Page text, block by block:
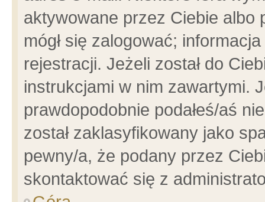
aktywowane przez Ciebie albo
mógł się zalogować;
rejestracji. Jeżeli został do
instrukcjami w nim zawartymi.
prawdopodobnie podałeś/aś
został zaklasyfikowany jako
pewny/a, że podany przez
skontaktować się z